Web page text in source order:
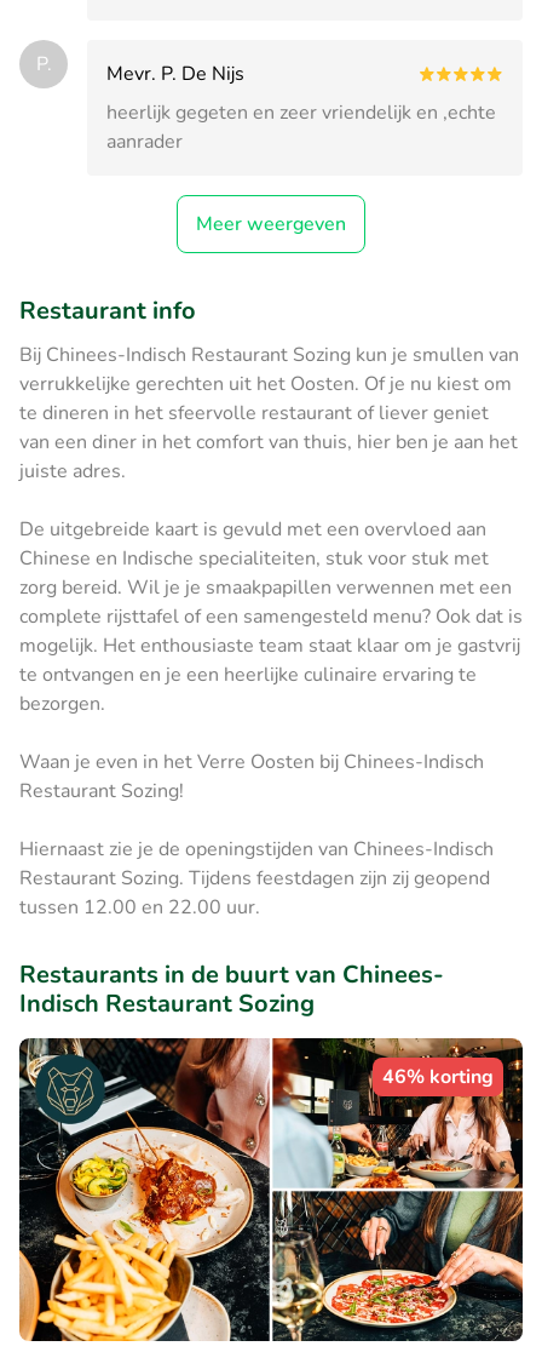
P.
Mevr. P. De Nijs
heerlijk gegeten en zeer vriendelijk en ,echte
aanrader
Meer weergeven
Restaurant info
Bij Chinees-Indisch Restaurant Sozing kun je smullen van
verrukkelijke gerechten uit het Oosten. Of je nu kiest om
te dineren in het sfeervolle restaurant of liever geniet
van een diner in het comfort van thuis, hier ben je aan het
juiste adres.
De uitgebreide kaart is gevuld met een overvloed aan
Chinese en Indische specialiteiten, stuk voor stuk met
zorg bereid. Wil je je smaakpapillen verwennen met een
complete rijsttafel of een samengesteld menu? Ook dat is
mogelijk. Het enthousiaste team staat klaar om je gastvrij
te ontvangen en je een heerlijke culinaire ervaring te
bezorgen.
Waan je even in het Verre Oosten bij Chinees-Indisch
Restaurant Sozing!
Hiernaast zie je de openingstijden van Chinees-Indisch
Restaurant Sozing. Tijdens feestdagen zijn zij geopend
tussen 12.00 en 22.00 uur.
Restaurants in de buurt van Chinees-
Indisch Restaurant Sozing
46% korting